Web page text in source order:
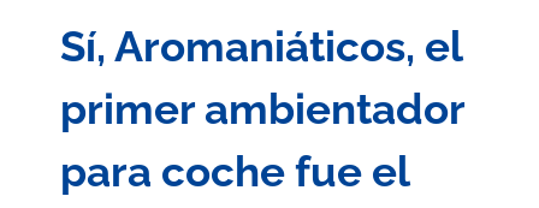
Sí, Aromaniáticos, el
primer ambientador
para coche fue el